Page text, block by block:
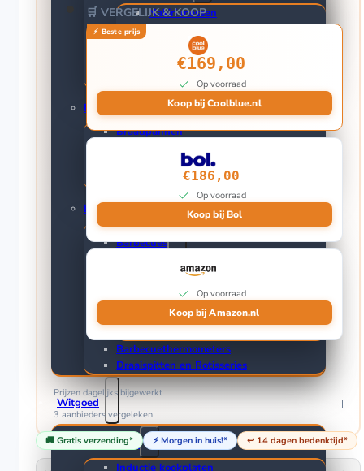
Nakiri messen
Officemessen
Pannen
Braadpannen
Koekenpannen
Buiten Koken
Barbecues
Elektrische Barbecues
Gasbarbecues
Houtskoolbarbecues
Kamado barbecues
Barbecuethermometers
Draaispitten en Rotisseries
Witgoed
Kookplaten
Inductie kookplaten
🛒 VERGELIJK & KOOP
€169,00
Op voorraad
Koop bij Coolblue.nl
€186,00
Op voorraad
Koop bij Bol
Op voorraad
Koop bij Amazon.nl
Prijzen dagelijks bijgewerkt
3 aanbieders vergeleken
🚚 Gratis verzending* ⚡ Morgen in huis!* ↩️ 14 dagen bedenktijd*